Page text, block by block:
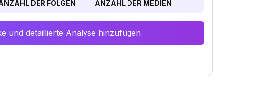
DER FOLGEN ANZAHL DER MEDIEN
und detaillierte Analyse hinzufügen